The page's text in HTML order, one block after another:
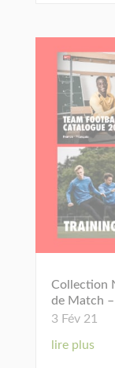
Collection
de Match –
3 Fév 21
lire plus